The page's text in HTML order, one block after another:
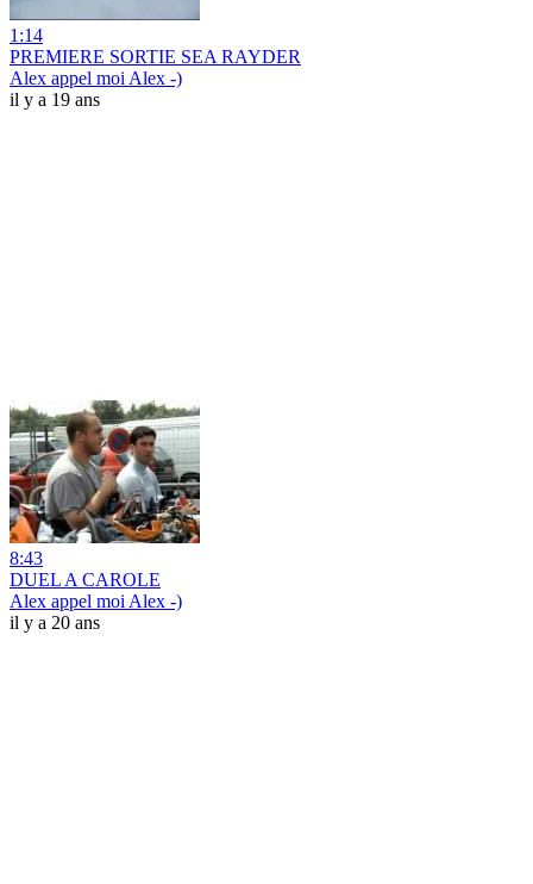
1:14
PREMIERE SORTIE SEA RAYDER
Alex appel moi Alex -)
il y a 19 ans
8:43
DUEL A CAROLE
Alex appel moi Alex -)
il y a 20 ans